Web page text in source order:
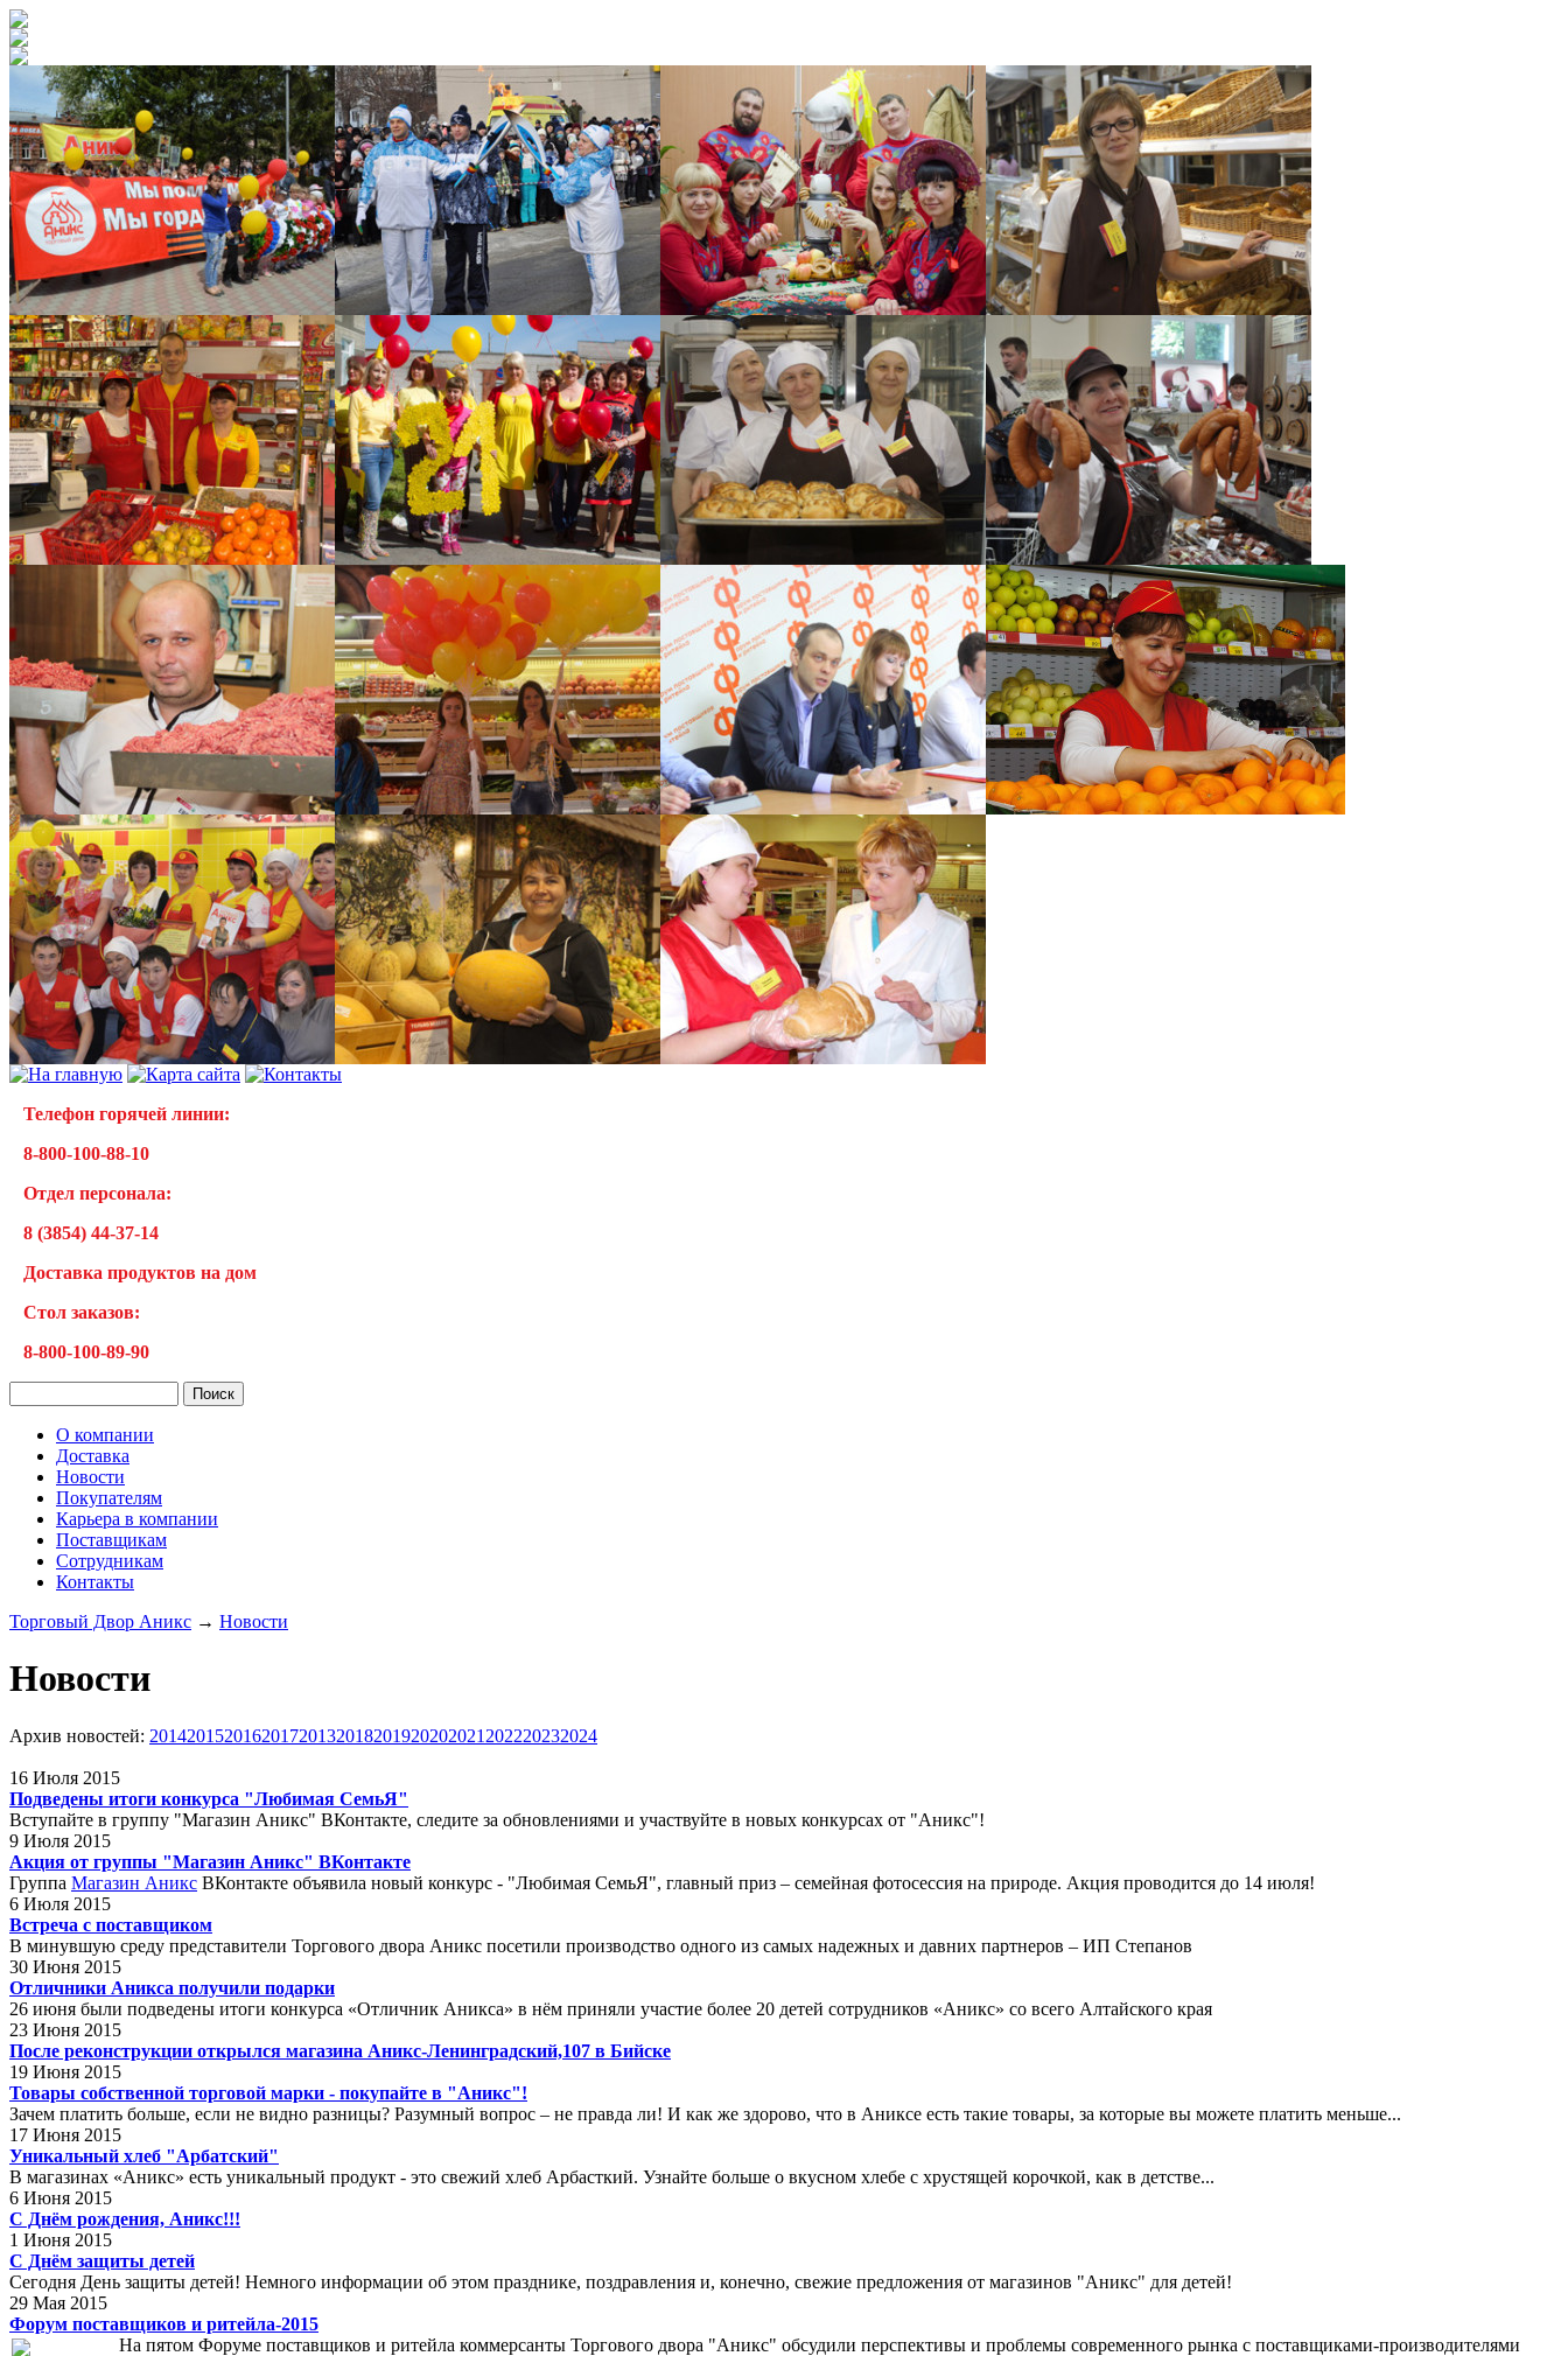
Телефон горячей линии:
8-800-100-88-10
Отдел персонала:
8 (3854) 44-37-14
Доставка продуктов на дом
Cтол заказов:
8-800-100-89-90
О компании
Доставка
Новости
Покупателям
Карьера в компании
Поставщикам
Сотрудникам
Контакты
Торговый Двор Аникс → Новости
Новости
Архив новостей: 201420152016201720132018201920202021 202220232024
16 Июля 2015
Подведены итоги конкурса "Любимая СемьЯ"
Вступайте в группу "Магазин Аникс" ВКонтакте, следите за обновлениями и участвуйте в новых конкурсах от "Аникс"!
9 Июля 2015
Акция от группы "Магазин Аникс" ВКонтакте
Группа Магазин Аникс ВКонтакте объявила новый конкурс - "Любимая СемьЯ", главный приз – семейная фотосессия на природе. Акция проводится до 14 июля!
6 Июля 2015
Встреча с поставщиком
В минувшую среду представители Торгового двора Аникс посетили производство одного из самых надежных и давних партнеров – ИП Степанов
30 Июня 2015
Отличники Аникса получили подарки
26 июня были подведены итоги конкурса «Отличник Аникса» в нём приняли участие более 20 детей сотрудников «Аникс» со всего Алтайского края
23 Июня 2015
После реконструкции открылся магазина Аникс-Ленинградский,107 в Бийске
19 Июня 2015
Товары собственной торговой марки - покупайте в "Аникс"!
Зачем платить больше, если не видно разницы? Разумный вопрос – не правда ли! И как же здорово, что в Аниксе есть такие товары, за которые вы можете платить меньше...
17 Июня 2015
Уникальный хлеб "Арбатский"
В магазинах «Аникс» есть уникальный продукт - это свежий хлеб Арбасткий. Узнайте больше о вкусном хлебе с хрустящей корочкой, как в детстве...
6 Июня 2015
С Днём рождения, Аникс!!!
1 Июня 2015
С Днём защиты детей
Сегодня День защиты детей! Немного информации об этом празднике, поздравления и, конечно, свежие предложения от магазинов "Аникс" для детей!
29 Мая 2015
Форум поставщиков и ритейла-2015
На пятом Форуме поставщиков и ритейла коммерсанты Торгового двора "Аникс" обсудили перспективы и проблемы современного рынка с поставщиками-производителями